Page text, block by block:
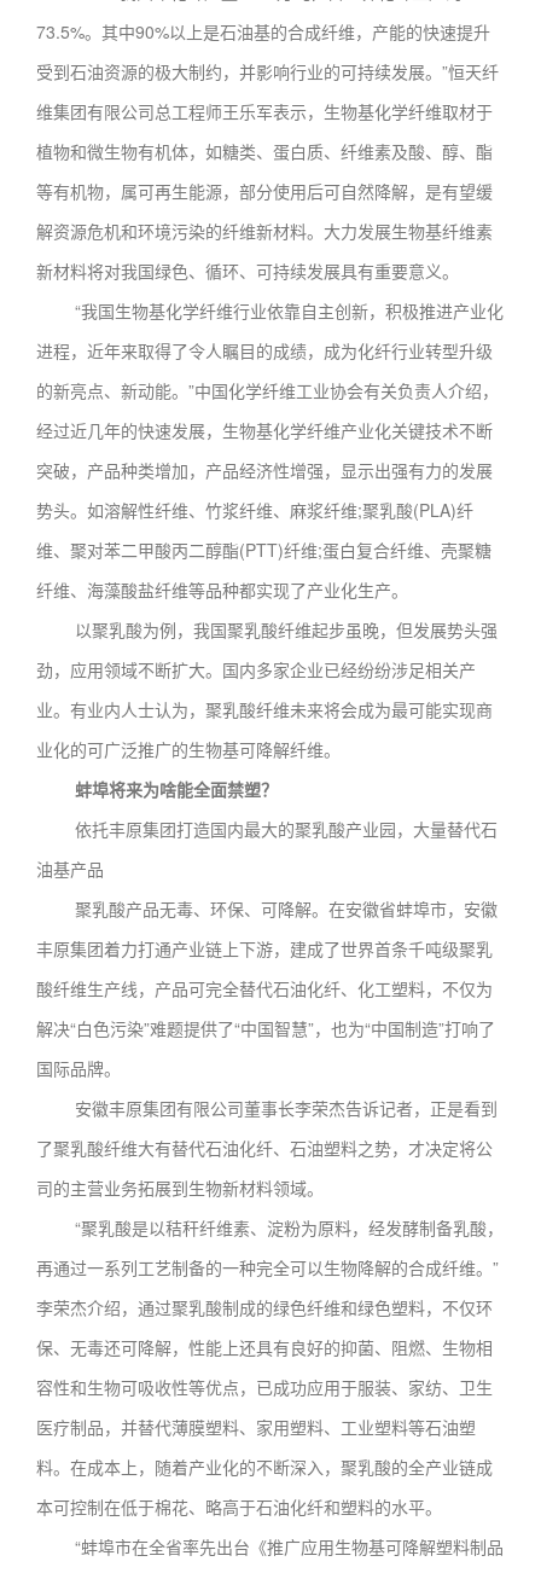
73.5%。其中90%以上是石油基的合成纤维，产能的快速提升
受到石油资源的极大制约，并影响行业的可持续发展。”恒天纤
维集团有限公司总工程师王乐军表示，生物基化学纤维取材于
植物和微生物有机体，如糖类、蛋白质、纤维素及酸、醇、酯
等有机物，属可再生能源，部分使用后可自然降解，是有望缓
解资源危机和环境污染的纤维新材料。大力发展生物基纤维素
新材料将对我国绿色、循环、可持续发展具有重要意义。
“我国生物基化学纤维行业依靠自主创新，积极推进产业化
进程，近年来取得了令人瞩目的成绩，成为化纤行业转型升级
的新亮点、新动能。”中国化学纤维工业协会有关负责人介绍，
经过近几年的快速发展，生物基化学纤维产业化关键技术不断
突破，产品种类增加，产品经济性增强，显示出强有力的发展
势头。如溶解性纤维、竹浆纤维、麻浆纤维;聚乳酸(PLA)纤
维、聚对苯二甲酸丙二醇酯(PTT)纤维;蛋白复合纤维、壳聚糖
纤维、海藻酸盐纤维等品种都实现了产业化生产。
以聚乳酸为例，我国聚乳酸纤维起步虽晚，但发展势头强
劲，应用领域不断扩大。国内多家企业已经纷纷涉足相关产
业。有业内人士认为，聚乳酸纤维未来将会成为最可能实现商
业化的可广泛推广的生物基可降解纤维。
蚌埠将来为啥能全面禁塑？
依托丰原集团打造国内最大的聚乳酸产业园，大量替代石
油基产品
聚乳酸产品无毒、环保、可降解。在安徽省蚌埠市，安徽
丰原集团着力打通产业链上下游，建成了世界首条千吨级聚乳
酸纤维生产线，产品可完全替代石油化纤、化工塑料，不仅为
解决“白色污染”难题提供了“中国智慧”，也为“中国制造”打响了
国际品牌。
安徽丰原集团有限公司董事长李荣杰告诉记者，正是看到
了聚乳酸纤维大有替代石油化纤、石油塑料之势，才决定将公
司的主营业务拓展到生物新材料领域。
“聚乳酸是以秸秆纤维素、淀粉为原料，经发酵制备乳酸，
再通过一系列工艺制备的一种完全可以生物降解的合成纤维。”
李荣杰介绍，通过聚乳酸制成的绿色纤维和绿色塑料，不仅环
保、无毒还可降解，性能上还具有良好的抑菌、阻燃、生物相
容性和生物可吸收性等优点，已成功应用于服装、家纺、卫生
医疗制品，并替代薄膜塑料、家用塑料、工业塑料等石油塑
料。在成本上，随着产业化的不断深入，聚乳酸的全产业链成
本可控制在低于棉花、略高于石油化纤和塑料的水平。
“蚌埠市在全省率先出台《推广应用生物基可降解塑料制品